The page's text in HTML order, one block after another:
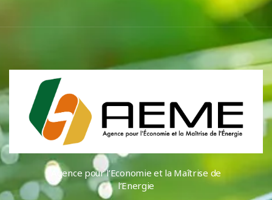
Agence pour l’Economie et la Maîtrise de
l’Energie